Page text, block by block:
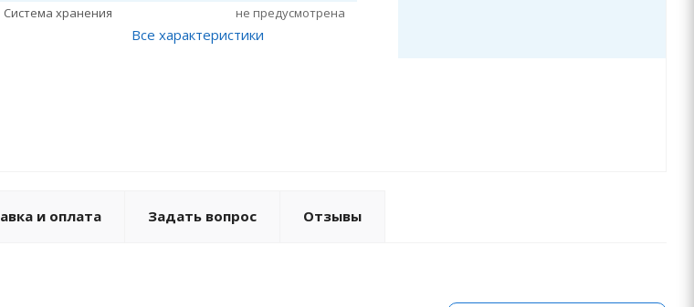
Система хранения
не предусмотрена
Все характеристики
и оплата Задать вопрос Отзывы